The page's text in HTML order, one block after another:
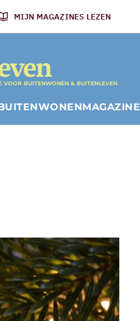
MIJN MAGAZINES LEZEN
VOOR BUITENWONEN & BUITENLEVEN
MAGAZINE